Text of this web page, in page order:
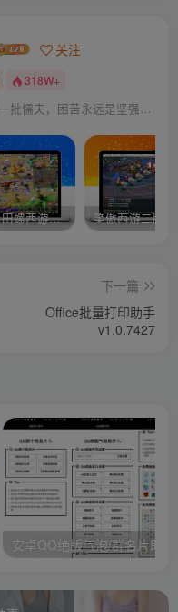
关注
318W+
平富足的盛世徒然养成一批懦夫，困苦永远是坚强之母
–（源码）田螺西游9.0 假人摆摊18门派飞升渡劫化圣助战最新BB谛听…. 笑傲西游二版-
下一篇
Office批量打印助手
v1.0.7427
安卓QQ绝版气泡/群名片助手